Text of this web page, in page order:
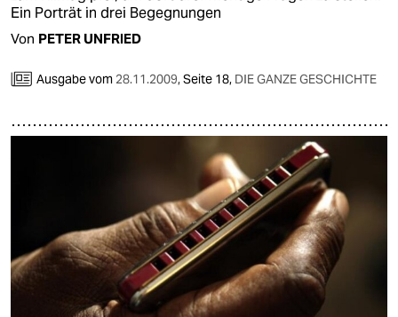
Ein Porträt in drei Begegnungen
Von PETER UNFRIED
Ausgabe vom 28.11.2009,Seite 18, DIE GANZE GESCHICHTE